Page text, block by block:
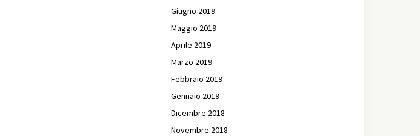
Giugno 2019
Maggio 2019
Aprile 2019
Marzo 2019
Febbraio 2019
Gennaio 2019
Dicembre 2018
Novembre 2018